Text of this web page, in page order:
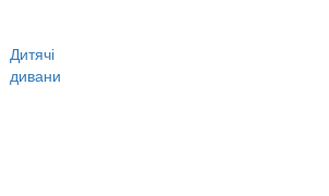
Дитячі
дивани